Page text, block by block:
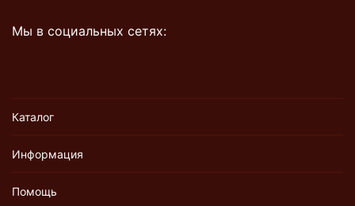
Мы в социальных сетях:
Каталог
Информация
Помощь